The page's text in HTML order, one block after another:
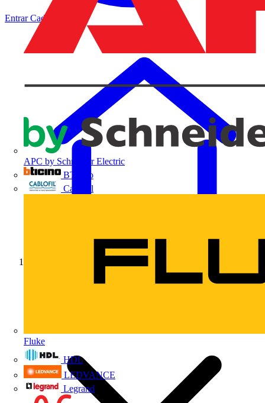
APC by Schneider Electric
BTicino
Cablofil
Fluke
HDL
LEDVANCE
Legrand
EntrarCadastrar